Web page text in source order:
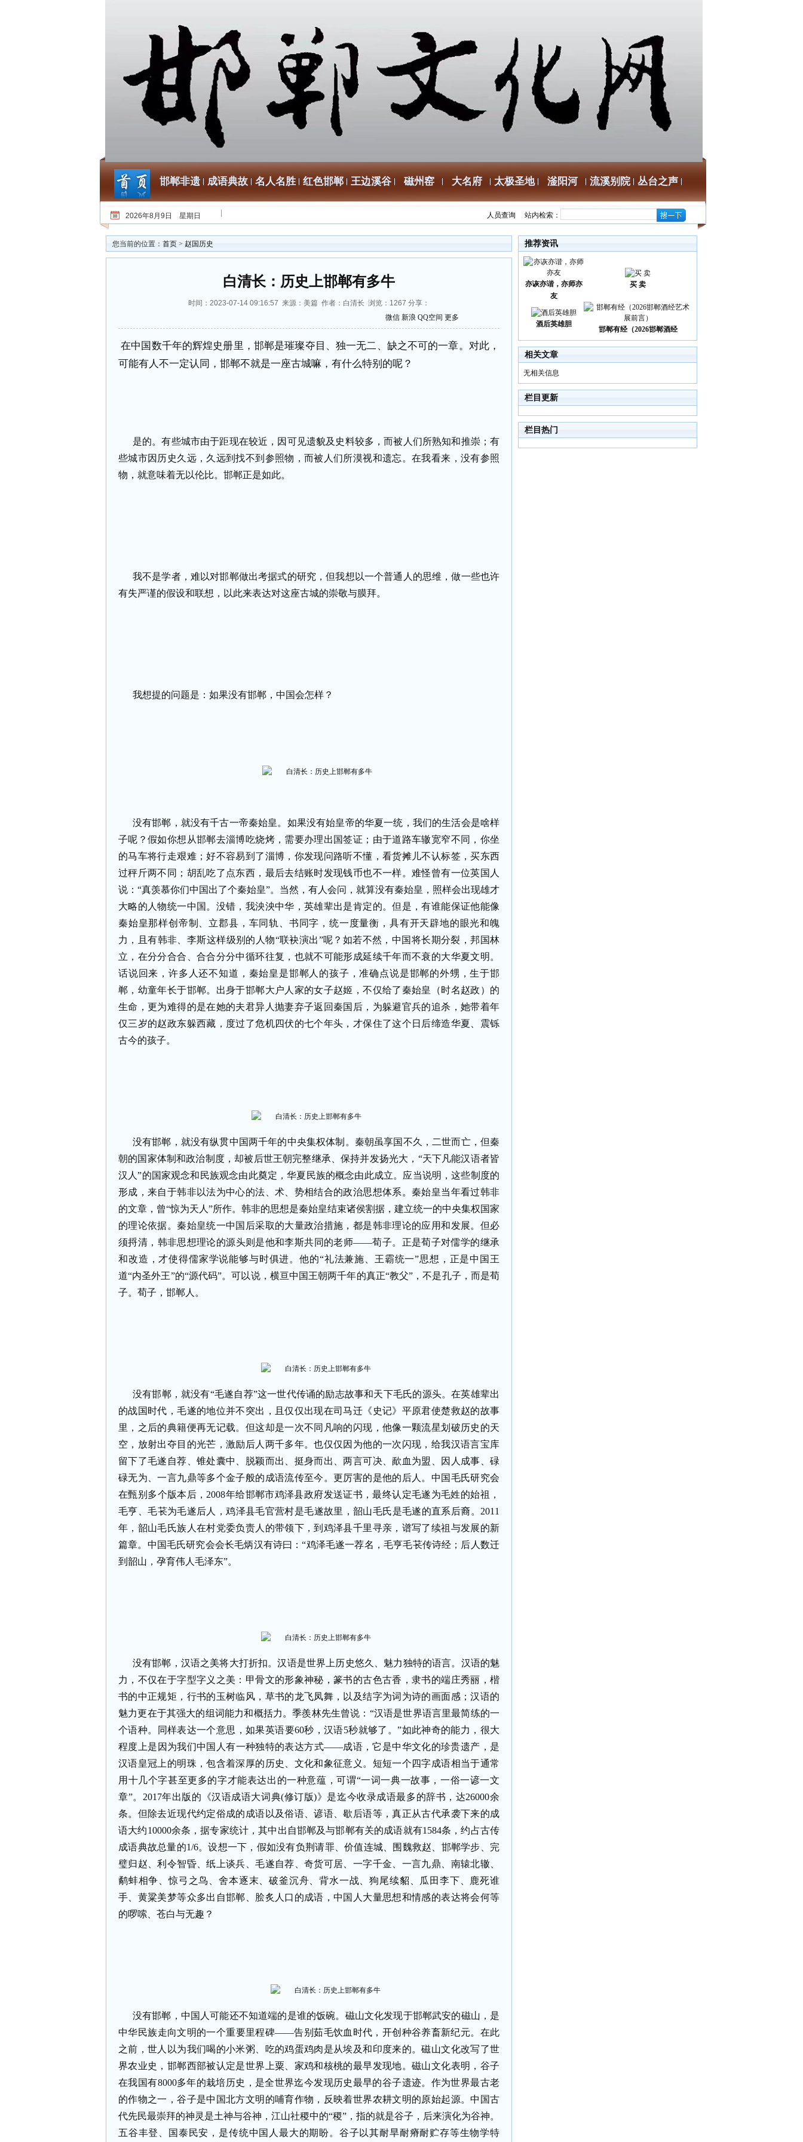
邯郸非遗 成语典故 名人名胜 红色邯郸 王边溪谷 磁州窑 大名府 太极圣地 滏阳河 流溪别院 丛台之声
2026年8月9日 星期日 人员查询 站内检索：
您当前的位置： 首页 > 赵国历史
白清长：历史上邯郸有多牛
时间：2023-07-14 09:16:57 来源：美篇 作者：白清长 浏览： 1267 分享：
微信 新浪 QQ空间 更多
在中国数千年的辉煌史册里，邯郸是璀璨夺目、独一无二、缺之不可的一章。对此，
可能有人不一定认同，邯郸不就是一座古城嘛，有什么特别的呢？
是的。有些城市由于距现在较近，因可见遗貌及史料较多，而被人们所熟知和推崇；有
些城市因历史久远，久远到找不到参照物，而被人们所漠视和遗忘。在我看来，没有参照
物，就意味着无以伦比。邯郸正是如此。
我不是学者，难以对邯郸做出考据式的研究，但我想以一个普通人的思维，做一些也许
有失严谨的假设和联想，以此来表达对这座古城的崇敬与膜拜。
我想提的问题是：如果没有邯郸，中国会怎样？
没有邯郸，就没有千古一帝秦始皇。如果没有始皇帝的华夏一统，我们的生活会是啥样
子呢？假如你想从邯郸去淄博吃烧烤，需要办理出国签证；由于道路车辙宽窄不同，你坐
的马车将行走艰难；好不容易到了淄博，你发现问路听不懂，看货摊儿不认标签，买东西
过秤斤两不同；胡乱吃了点东西，最后去结账时发现钱币也不一样。难怪曾有一位英国人
说：“真羡慕你们中国出了个秦始皇”。当然，有人会问，就算没有秦始皇，照样会出现雄才
大略的人物统一中国。没错，我泱泱中华，英雄辈出是肯定的。但是，有谁能保证他能像
秦始皇那样创帝制、立郡县，车同轨、书同字，统一度量衡，具有开天辟地的眼光和魄
力，且有韩非、李斯这样级别的人物“联袂演出”呢？如若不然，中国将长期分裂，邦国林
立，在分分合合、合合分分中循环往复，也就不可能形成延续千年而不衰的大华夏文明。
话说回来，许多人还不知道，秦始皇是邯郸人的孩子，准确点说是邯郸的外甥，生于邯
郸，幼童年长于邯郸。出身于邯郸大户人家的女子赵姬，不仅给了秦始皇（时名赵政）的
生命，更为难得的是在她的夫君异人抛妻弃子返回秦国后，为躲避官兵的追杀，她带着年
仅三岁的赵政东躲西藏，度过了危机四伏的七个年头，才保住了这个日后缔造华夏、震铄
古今的孩子。
没有邯郸，就没有纵贯中国两千年的中央集权体制。秦朝虽享国不久，二世而亡，但秦
朝的国家体制和政治制度，却被后世王朝完整继承、保持并发扬光大，“天下凡能汉语者皆
汉人”的国家观念和民族观念由此奠定，华夏民族的概念由此成立。应当说明，这些制度的
形成，来自于韩非以法为中心的法、术、势相结合的政治思想体系。秦始皇当年看过韩非
的文章，曾“惊为天人”所作。韩非的思想是秦始皇结束诸侯割据，建立统一的中央集权国家
的理论依据。秦始皇统一中国后采取的大量政治措施，都是韩非理论的应用和发展。但必
须捋清，韩非思想理论的源头则是他和李斯共同的老师——荀子。正是荀子对儒学的继承
和改造，才使得儒家学说能够与时俱进。他的“礼法兼施、王霸统一”思想，正是中国王
道“内圣外王”的“源代码”。可以说，横亘中国王朝两千年的真正“教父”，不是孔子，而是荀
子。荀子，邯郸人。
没有邯郸，就没有“毛遂自荐”这一世代传诵的励志故事和天下毛氏的源头。在英雄辈出
的战国时代，毛遂的地位并不突出，且仅仅出现在司马迁《史记》平原君使楚救赵的故事
里，之后的典籍便再无记载。但这却是一次不同凡响的闪现，他像一颗流星划破历史的天
空，放射出夺目的光芒，激励后人两千多年。也仅仅因为他的一次闪现，给我汉语言宝库
留下了毛遂自荐、锥处囊中、脱颖而出、挺身而出、两言可决、歃血为盟、因人成事、碌
碌无为、一言九鼎等多个金子般的成语流传至今。更厉害的是他的后人。中国毛氏研究会
在甄别多个版本后，2008年给邯郸市鸡泽县政府发送证书，最终认定毛遂为毛姓的始祖，
毛亨、毛苌为毛遂后人，鸡泽县毛官营村是毛遂故里，韶山毛氏是毛遂的直系后裔。2011
年，韶山毛氏族人在村党委负责人的带领下，到鸡泽县千里寻亲，谱写了续祖与发展的新
篇章。中国毛氏研究会会长毛炳汉有诗曰：“鸡泽毛遂一荐名，毛亨毛苌传诗经；后人数迁
到韶山，孕育伟人毛泽东”。
没有邯郸，汉语之美将大打折扣。汉语是世界上历史悠久、魅力独特的语言。汉语的魅
力，不仅在于字型字义之美：甲骨文的形象神秘，篆书的古色古香，隶书的端庄秀丽，楷
书的中正规矩，行书的玉树临风，草书的龙飞凤舞，以及结字为词为诗的画面感；汉语的
魅力更在于其强大的组词能力和概括力。季羨林先生曾说：“汉语是世界语言里最简练的一
个语种。同样表达一个意思，如果英语要60秒，汉语5秒就够了。”如此神奇的能力，很大
程度上是因为我们中国人有一种独特的表达方式——成语，它是中华文化的珍贵遗产，是
汉语皇冠上的明珠，包含着深厚的历史、文化和象征意义。短短一个四字成语相当于通常
用十几个字甚至更多的字才能表达出的一种意蕴，可谓“一词一典一故事，一俗一谚一文
章”。2017年出版的《汉语成语大词典(修订版)》是迄今收录成语最多的辞书，达26000余
条。但除去近现代约定俗成的成语以及俗语、谚语、歇后语等，真正从古代承袭下来的成
语大约10000余条，据专家统计，其中出自邯郸及与邯郸有关的成语就有1584条，约占古传
成语典故总量的1/6。设想一下，假如没有负荆请罪、价值连城、围魏救赵、邯郸学步、完
璧归赵、利令智昏、纸上谈兵、毛遂自荐、奇货可居、一字千金、一言九鼎、南辕北辙、
鹬蚌相争、惊弓之鸟、舍本逐末、破釜沉舟、背水一战、狗尾续貂、瓜田李下、鹿死谁
手、黄粱美梦等众多出自邯郸、脍炙人口的成语，中国人大量思想和情感的表达将会何等
的啰嗦、苍白与无趣？
没有邯郸，中国人可能还不知道端的是谁的饭碗。磁山文化发现于邯郸武安的磁山，是
中华民族走向文明的一个重要里程碑——告别茹毛饮血时代，开创种谷养畜新纪元。在此
之前，世人以为我们喝的小米粥、吃的鸡蛋鸡肉是从埃及和印度来的。磁山文化改写了世
界农业史，邯郸西部被认定是世界上粟、家鸡和核桃的最早发现地。磁山文化表明，谷子
在我国有8000多年的栽培历史，是全世界迄今发现历史最早的谷子遗迹。作为世界最古老
的作物之一，谷子是中国北方文明的哺育作物，反映着世界农耕文明的原始起源。中国古
代先民最崇拜的神灵是土神与谷神，江山社稷中的“稷”，指的就是谷子，后来演化为谷神。
五谷丰登、国泰民安，是传统中国人最大的期盼。谷子以其耐旱耐瘠耐贮存等生物学特
推荐资讯
亦诙亦谐，亦师亦
友
买 卖
酒后英雄胆
邯郸有经（2026邯郸酒经
相关文章
无相关信息
栏目更新
栏目热门